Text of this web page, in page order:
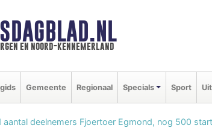
en noord-kennemerland
Gemeente Regionaal Specials Sport
aantal deelnemers Fjoertoer Egmond, nog 500